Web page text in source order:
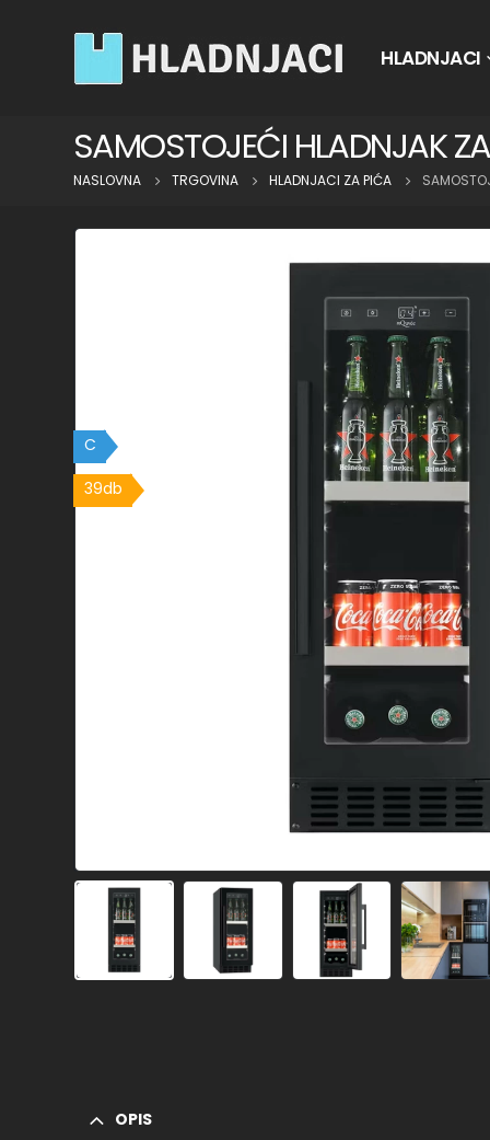
HLADNJACI
SAMOSTOJEĆI HLADNJAK
NASLOVNA TRGOVINA HLADNJACI ZA PIĆA
39db
C
OPIS